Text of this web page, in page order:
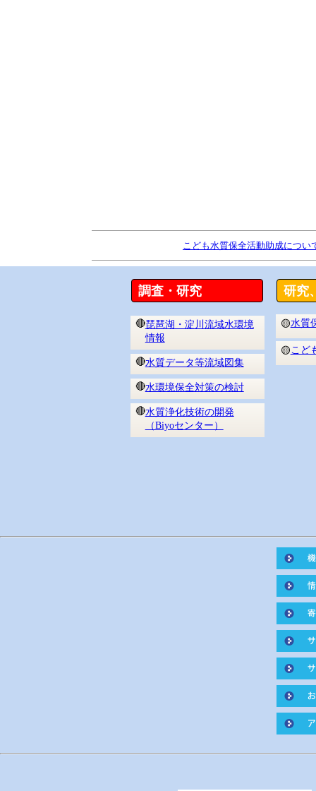
調査・研究
🔴琵琶湖・淀川流域水環境
情報
🔴水質データ等流域図集
🔴水環境保全対策の検討
🔴水質浄化技術の開発
（Biyoセンター）
研究
🟡水質
🟡こど
こども水質保全活動助成につい